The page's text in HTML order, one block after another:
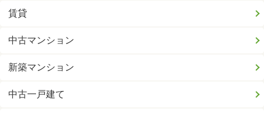
賃貸
中古マンション
新築マンション
中古一戸建て